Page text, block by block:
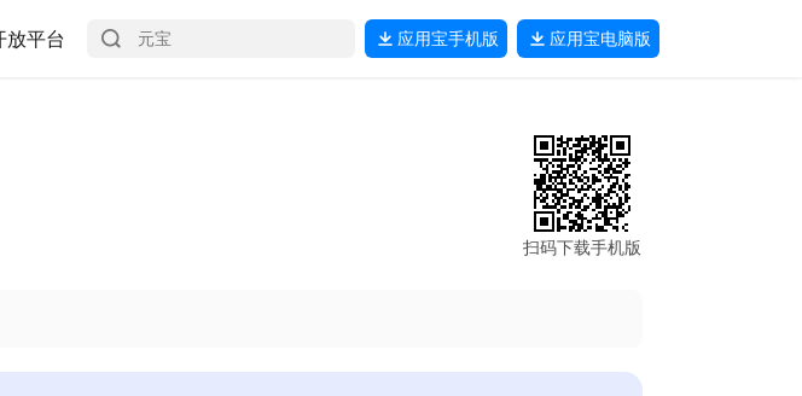
放平台 应用宝手机版 应用宝电脑版
扫码下载手机版